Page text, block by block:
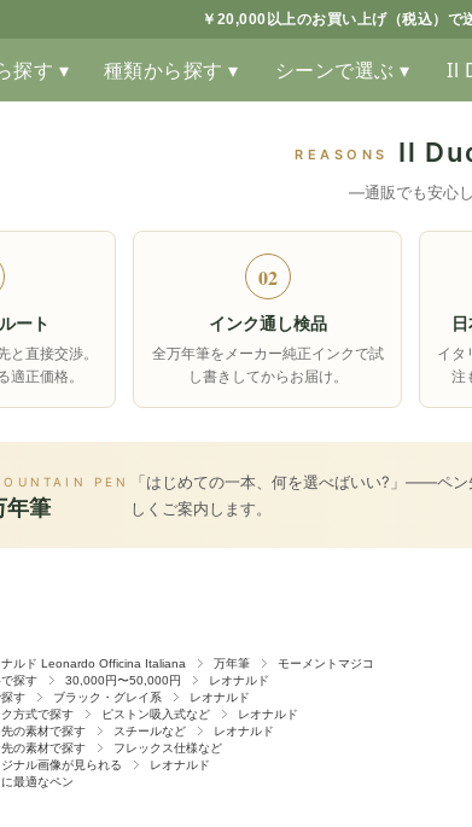
￥20,000以上のお買い上げ（税込）で
探す ▾ 種類から探す ▾ シーンで選ぶ ▾ Il
REASONS Il
―通販でも安心
ート
と直接交渉。
適正価格。
02
インク通し検品
全万年筆をメーカー純正インクで試
し書きしてからお届け。
イタ
注
PEN
年筆
「はじめての一本、何を選べばいい?」――ペ
しくご案内します。
ナルド Leonardo Officina Italiana
万年筆
モーメントマジコ
探す
30,000円〜50,000円
レオナルド
す
ブラック・グレイ系
レオナルド
ク方式で探す
ピストン吸入式など
レオナルド
の素材で探す
スチールなど
レオナルド
の素材で探す
フレックス仕様など
ナル画像が見られる
レオナルド
最適なペン